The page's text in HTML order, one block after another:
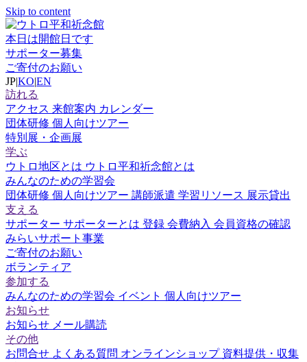
Skip to content
本日は開館日です
サポーター募集
ご寄付のお願い
JP|KO|EN
訪れる
アクセス 来館案内 カレンダー
団体研修 個人向けツアー
特別展・企画展
学ぶ
ウトロ地区とは ウトロ平和祈念館とは
みんなのための学習会
団体研修 個人向けツアー 講師派遣 学習リソース 展示貸出
支える
サポーター サポーターとは 登録 会費納入 会員資格の確認
みらいサポート事業
ご寄付のお願い
ボランティア
参加する
みんなのための学習会 イベント 個人向けツアー
お知らせ
お知らせ メール購読
その他
お問合せ よくある質問 オンラインショップ 資料提供・収集